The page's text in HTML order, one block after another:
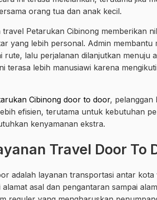
orang tua dan anak kecil.
travel Petarukan Cibinong memberikan
yang lebih personal. Admin membantu
rute, lalu perjalanan dilanjutkan menuju
terasa lebih manusiawi karena
Cibinong door to door, pelanggan
efisien, terutama untuk kebutuhan
kenyamanan ekstra.
Travel Door To
adalah layanan transportasi antar kota
asal dan pengantaran sampai